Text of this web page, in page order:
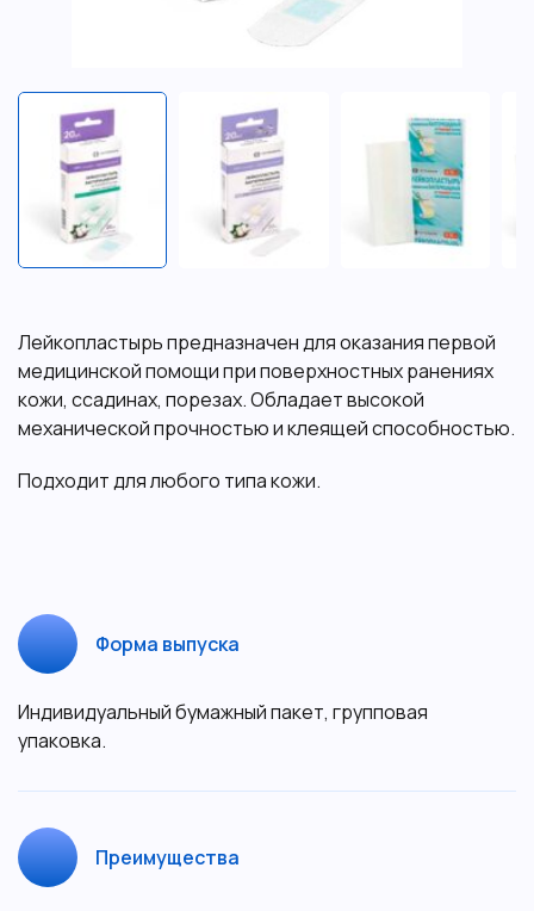
Лейкопластырь предназначен для оказания первой
медицинской помощи при поверхностных ранениях
кожи, ссадинах, порезах. Обладает высокой
механической прочностью и клеящей способностью.
Подходит для любого типа кожи.
Форма выпуска
Индивидуальный бумажный пакет, групповая
упаковка.
Преимущества